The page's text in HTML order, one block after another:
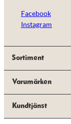
Facebook
Instagram
Sortiment
Varumärken
Kundtjänst